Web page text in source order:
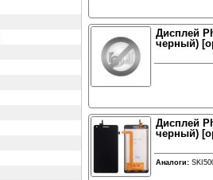
Дисплей
черный)
Дисплей
черный)
Аналоги: